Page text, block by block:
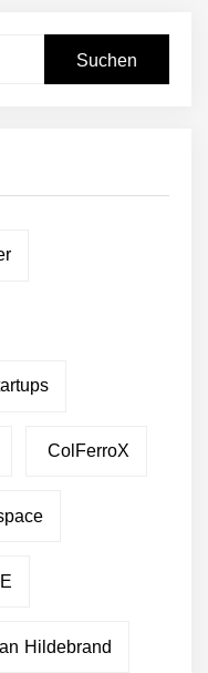
ColFerroX
Hildebrand